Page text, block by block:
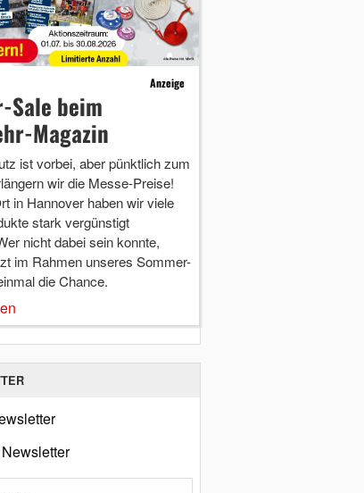
Anzeige
Sale beim
Magazin
ist vorbei, aber pünktlich zum
wir die Messe-Preise!
in Hannover haben wir viele
stark vergünstigt
nicht dabei sein konnte,
im Rahmen unseres Sommer-
die Chance.